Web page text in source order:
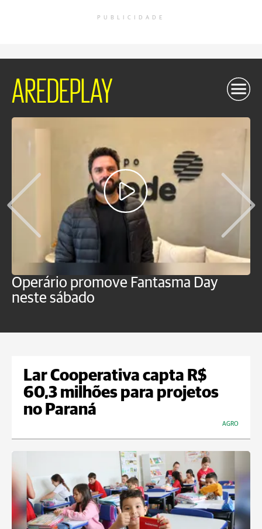
PUBLICIDADE
AREDEPLAY
Operário promove Fantasma Day
neste sábado
Lar Cooperativa capta R$
60,3 milhões para projetos
no Paraná
AGRO